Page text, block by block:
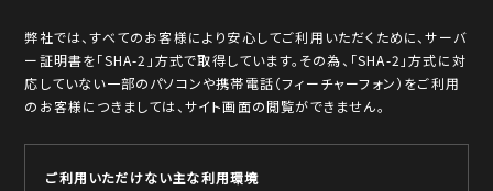
弊社では、すべてのお客様により安心してご利用いただくために、サーバ
ー証明書を「SHA-2」方式で取得しています。その為、「SHA-2」方式に対
応していない一部のパソコンや携帯電話（フィーチャーフォン）をご利用
のお客様につきましては、サイト画面の閲覧ができません。
ご利用いただけない主な利用環境